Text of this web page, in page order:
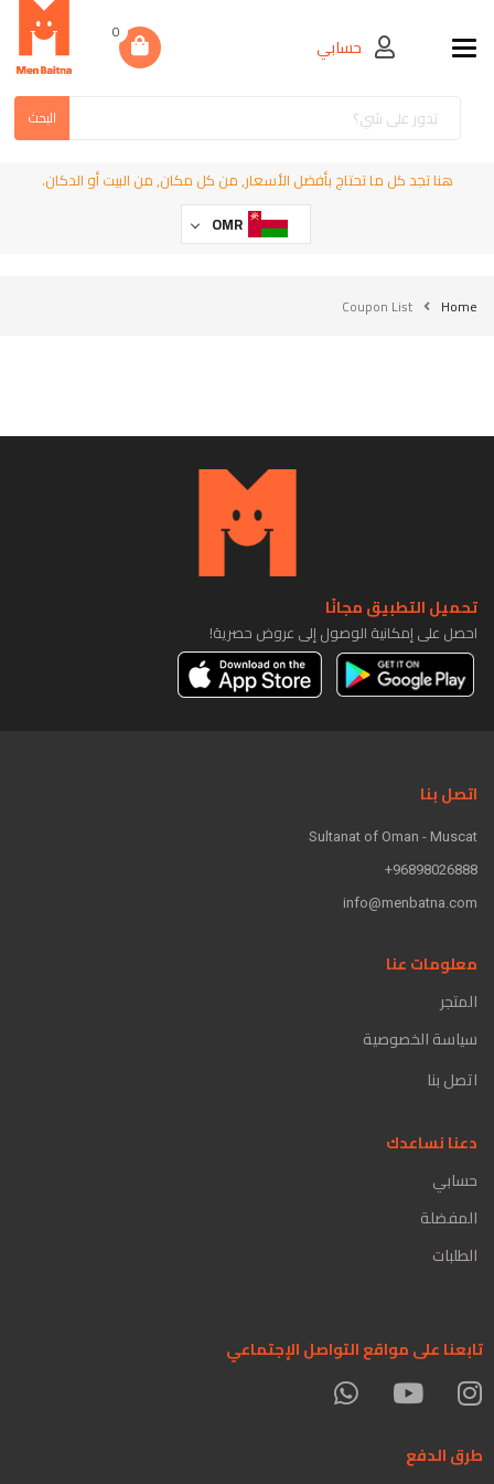
Toggle navigationحسابي
0
البحث
هنا تجد كل ما تحتاج بأفضل الأسعار, من كل مكان, من البيت أو الدكان.
OMR
Home
Coupon List
تحميل التطبيق مجانًا
احصل على إمكانية الوصول إلى عروض حصرية!
اتصل بنا
Sultanat of Oman - Muscat
96898026888+
info@menbatna.com
معلومات عنا
المتجر
سياسة الخصوصية
اتصل بنا
دعنا نساعدك
حسابي
المفضلة
الطلبات
تابعنا على مواقع التواصل الإجتماعي
طرق الدفع